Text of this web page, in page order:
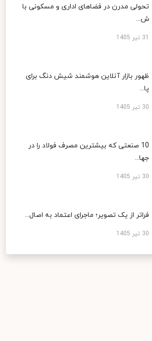
تحولی مدرن در فضاهای اداری و مسکونی با
ش...
ظهور بازار آنلاین هوشمند شیش دنگ برای
پا...
30 تیر 1405
10 صنعتی که بیشترین مصرف فولاد را در
جها...
30 تیر 1405
فراتر از یک تصویر؛ ماجرای اعتماد به اصال...
30 تیر 1405